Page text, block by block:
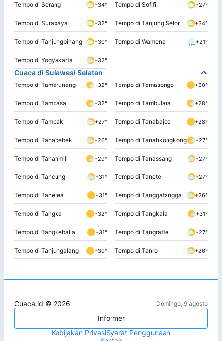
Tempo di Serang +34° Tempo di Sofifi +27°
Tempo di Surabaya +32° Tempo di Tanjung Selor +34°
Tempo di Tanjungpinang +30° Tempo di Wamena +21°
Tempo di Yogyakarta +32°
Cuaca di Sulawesi Selatan
Tempo di Tamarunang +32° Tempo di Tamasongo +30°
Tempo di Tambasa +32° Tempo di Tambulara +28°
Tempo di Tampak +27° Tempo di Tanabajoe +28°
Tempo di Tanabebek +26° Tempo di Tanahkongkong +27°
Tempo di Tanahmili +29° Tempo di Tanassang +27°
Tempo di Tancung +31° Tempo di Tanete +27°
Tempo di Tanetea +31° Tempo di Tanggatangga +26°
Tempo di Tangka +32° Tempo di Tangkala +31°
Tempo di Tangkeballa +31° Tempo di Tangratte +27°
Tempo di Tanjungalang +30° Tempo di Tanro +26°
Cuaca.id © 2026 Domingo, 9 agosto
Informer
Kebijakan PrivasiSyarat Penggunaan